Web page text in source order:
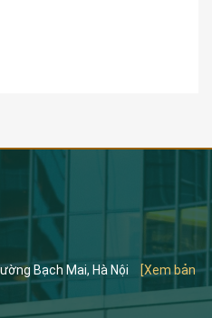
Bạch Mai, Hà Nội
[Xem bản